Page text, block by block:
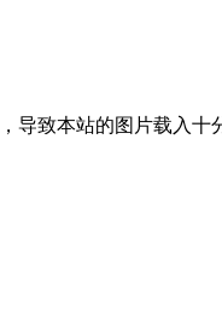
导致本站的图片载入